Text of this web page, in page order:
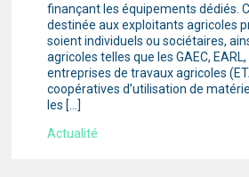
finançant les équipements dédiés.
destinée aux exploitants agricoles
soient individuels ou sociétaires,
agricoles telles que les GAEC, EARL,
entreprises de travaux agricoles
coopératives d’utilisation de
les […]
Actualité